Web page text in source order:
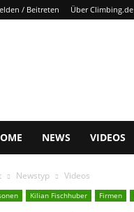
/ Beitreten Über Climbing.de
NEWS VIDEOS
Newstyp Videos
Kilian Fischhuber Firmen